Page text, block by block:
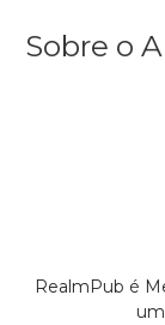
Sobre o
RealmPub é